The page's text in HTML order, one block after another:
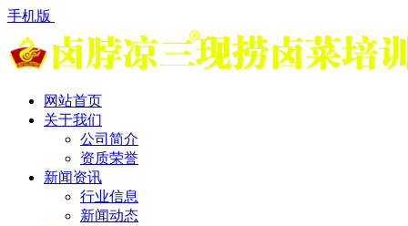
手机版
网站首页
关于我们
公司简介
资质荣誉
新闻资讯
行业信息
新闻动态